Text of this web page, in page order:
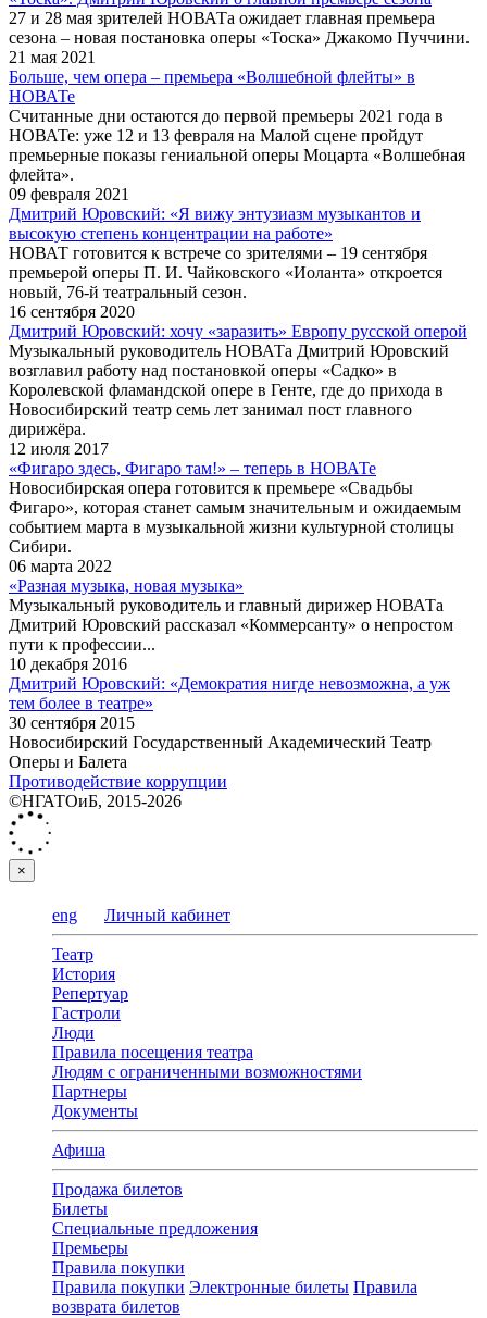
27 и 28 мая зрителей НОВАТа ожидает главная премьера
сезона – новая постановка оперы «Тоска» Джакомо Пуччини.
21 мая 2021
Больше, чем опера – премьера «Волшебной флейты» в
НОВАТе
Считанные дни остаются до первой премьеры 2021 года в
НОВАТе: уже 12 и 13 февраля на Малой сцене пройдут
премьерные показы гениальной оперы Моцарта «Волшебная
флейта».
09 февраля 2021
Дмитрий Юровский: «Я вижу энтузиазм музыкантов и
высокую степень концентрации на работе»
НОВАТ готовится к встрече со зрителями – 19 сентября
премьерой оперы П. И. Чайковского «Иоланта» откроется
новый, 76-й театральный сезон.
16 сентября 2020
Дмитрий Юровский: хочу «заразить» Европу русской оперой
Музыкальный руководитель НОВАТа Дмитрий Юровский
возглавил работу над постановкой оперы «Садко» в
Королевской фламандской опере в Генте, где до прихода в
Новосибирский театр семь лет занимал пост главного
дирижёра.
12 июля 2017
«Фигаро здесь, Фигаро там!» – теперь в НОВАТе
Новосибирская опера готовится к премьере «Свадьбы
Фигаро», которая станет самым значительным и ожидаемым
событием марта в музыкальной жизни культурной столицы
Сибири.
06 марта 2022
«Разная музыка, новая музыка»
Музыкальный руководитель и главный дирижер НОВАТа
Дмитрий Юровский рассказал «Коммерсанту» о непростом
пути к профессии...
10 декабря 2016
Дмитрий Юровский: «Демократия нигде невозможна, а уж
тем более в театре»
30 сентября 2015
Новосибирский Государственный Академический Театр
Оперы и Балета
Противодействие коррупции
©НГАТОиБ, 2015-2026
×
eng Личный кабинет
Театр
История
Репертуар
Гастроли
Люди
Правила посещения театра
Людям с ограниченными возможностями
Партнеры
Документы
Афиша
Продажа билетов
Билеты
Специальные предложения
Премьеры
Правила покупки
Правила покупки Электронные билеты Правила
возврата билетов